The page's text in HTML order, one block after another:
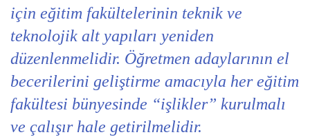
için eğitim fakültelerinin teknik ve
teknolojik alt yapıları yeniden
düzenlenmelidir. Öğretmen adaylarının el
becerilerini geliştirme amacıyla her eğitim
fakültesi bünyesinde “işlikler” kurulmalı
ve çalışır hale getirilmelidir.